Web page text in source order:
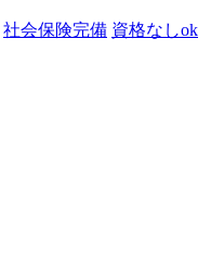
社会保険完備 資格なしok